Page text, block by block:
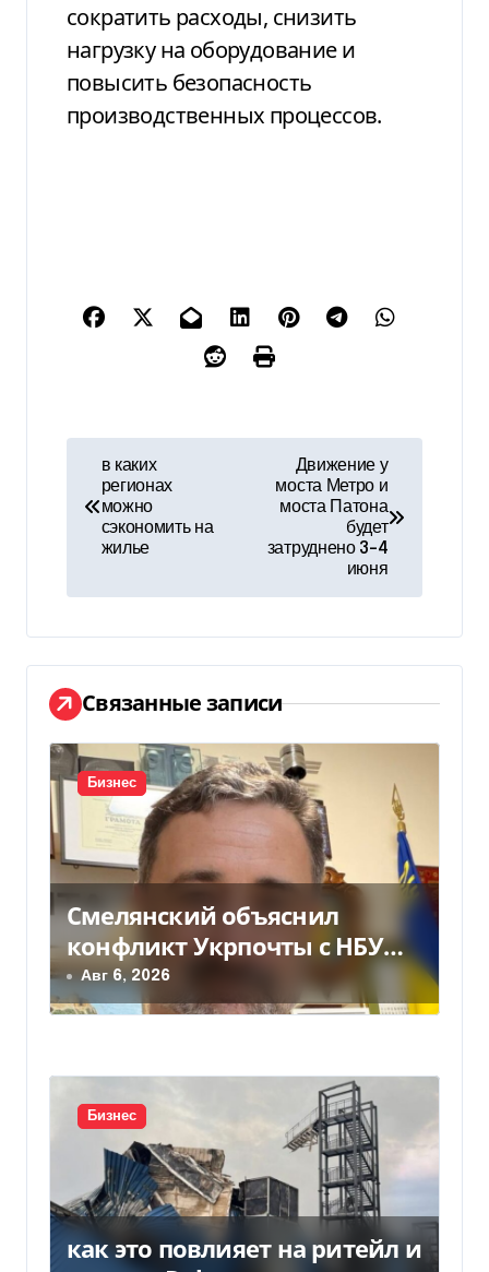
сократить расходы, снизить
нагрузку на оборудование и
повысить безопасность
производственных процессов.
и
г
а
ц
и
п
о
з
а
и
с
м
в каких
регионах
можно
сэкономить на
жилье
Движение у
моста Метро и
моста Патона
будет
затруднено 3–4
июня
Связанные записи
Бизнес
Смелянский объяснил
конфликт Укрпочты с НБУ
из-за платежек
Авг 6, 2026
Бизнес
как это повлияет на ритейл и